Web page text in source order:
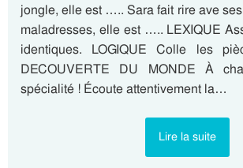
jongle, elle est ….. Sara fait rire ave
maladresses, elle est ….. LEXIQUE
identiques. LOGIQUE Colle les
DECOUVERTE DU MONDE À
spécialité ! Écoute attentivement la…
Lire la suite